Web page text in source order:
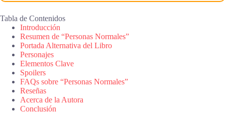
Tabla de Contenidos
Introducción
Resumen de “Personas Normales”
Portada Alternativa del Libro
Personajes
Elementos Clave
Spoilers
FAQs sobre “Personas Normales”
Reseñas
Acerca de la Autora
Conclusión